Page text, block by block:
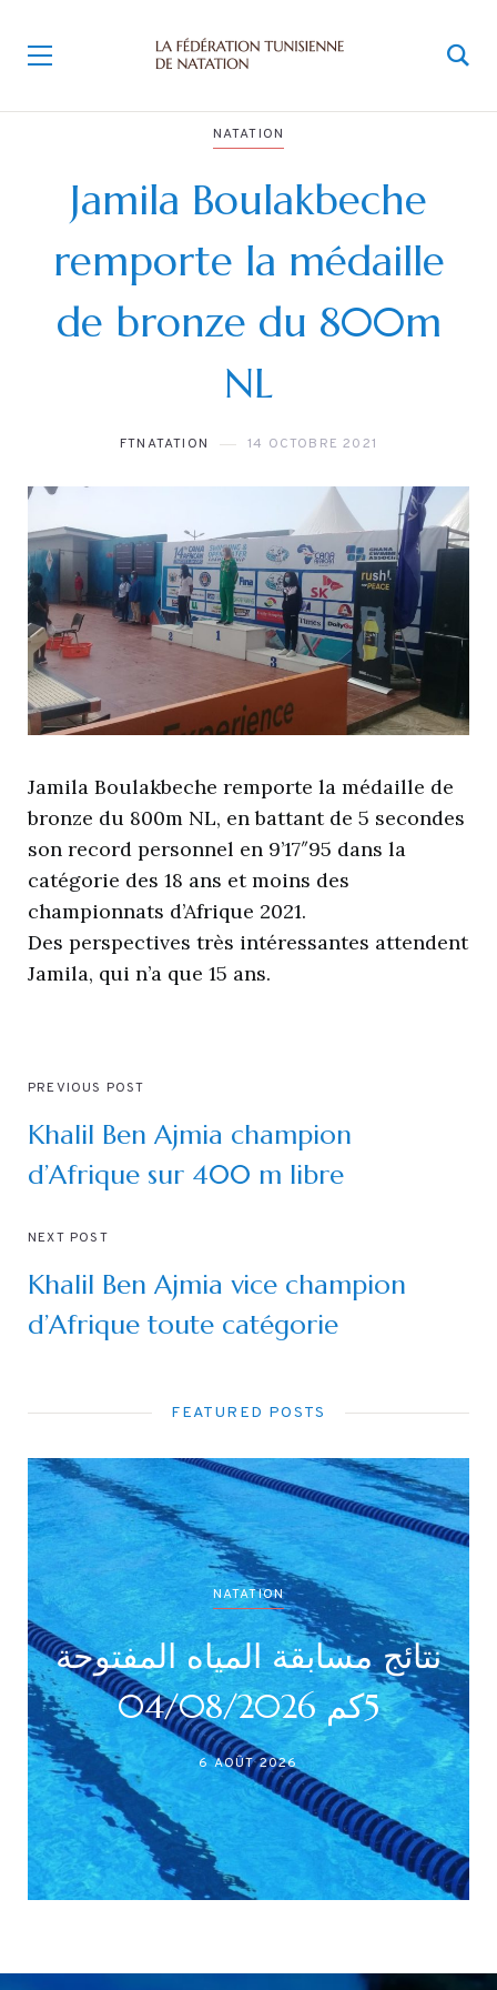
NATATION
Jamila Boulakbeche
remporte la médaille
de bronze du 800m
NL
FTNATATION 14 OCTOBRE 2021
Jamila Boulakbeche remporte la médaille de
bronze du 800m NL, en battant de 5 secondes
son record personnel en 9’17″95 dans la
catégorie des 18 ans et moins des
championnats d’Afrique 2021.
Des perspectives très intéressantes attendent
Jamila, qui n’a que 15 ans.
PREVIOUS POST
Khalil Ben Ajmia champion
d’Afrique sur 400 m libre
NEXT POST
Khalil Ben Ajmia vice champion
d’Afrique toute catégorie
FEATURED POSTS
NATATION
نتائج مسابقة المياه المفتوحة
5كم 04/08/2026
6 AOÛT 2026